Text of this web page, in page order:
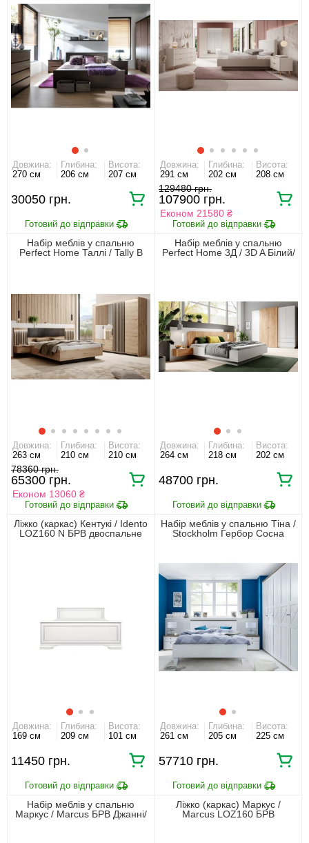
Довжина:
270 см
Глибина:
206 см
Висота:
207 см
30050 грн.
Довжина:
291 см
Глибина:
202 см
Висота:
208 см
129480 грн.
107900 грн.
Економ 21580 ₴
Набір меблів у спальню
Perfect Home Таллі / Tally B
Довжина:
263 см
Глибина:
210 см
Висота:
210 см
78360 грн.
65300 грн.
Економ 13060 ₴
Набір меблів у спальню
Perfect Home 3Д / 3D A Білий/
Довжина:
264 см
Глибина:
218 см
Висота:
202 см
48700 грн.
Ліжко (каркас) Кентукі / Idento
LOZ160 N БРВ двоспальне
Довжина:
169 см
Глибина:
209 см
Висота:
101 см
11450 грн.
Набір меблів у спальню Тіна /
Stockholm Гербор Сосна
Довжина:
261 см
Глибина:
205 см
Висота:
225 см
57710 грн.
Набір меблів у спальню
Маркус / Marcus БРВ Джанні/
Ліжко (каркас) Маркус /
Marcus LOZ160 БРВ